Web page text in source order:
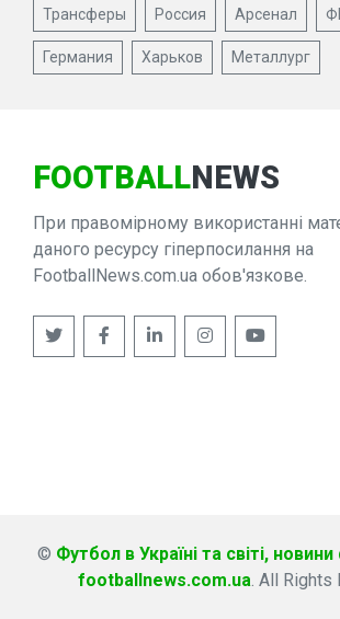
Трансферы Россия Арсенал
Германия Харьков Металлург
FOOTBALLNEWS
При правомірному використанні
даного ресурсу гіперпосилання на
FootballNews.com.ua обов'язкове.
© Футбол в Україні та світі,
footballnews.com.ua. All Rights